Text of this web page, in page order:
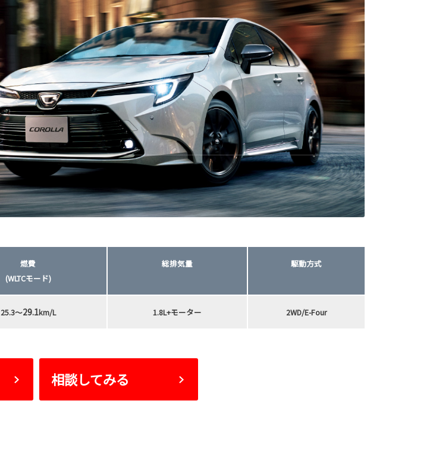
燃費
(WLTCモード)
総排気量 駆動方式
25.3～29.1km/L 1.8L+モーター 2WD/E-Four
相談してみる